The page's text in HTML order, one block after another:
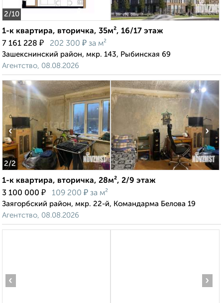
2/10
1-к квартира, вторичка, 35м², 16/17 этаж
7 161 228 ₽ 202 300 ₽ за м²
Зашекснинский район, мкр. 143, Рыбинская 69
Агентство, 08.08.2026
2/2
‹ ›
1-к квартира, вторичка, 28м², 2/9 этаж
3 100 000 ₽ 109 200 ₽ за м²
Заягорбский район, мкр. 22-й, Командарма Белова 19
Агентство, 08.08.2026
‹ ›